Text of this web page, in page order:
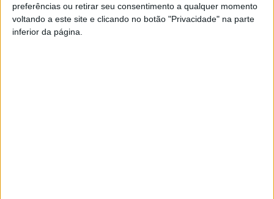
preferências ou retirar seu consentimento a qualquer momento
voltando a este site e clicando no botão "Privacidade" na parte
inferior da página.
Este momento de festa foi, sem dúvida, um verdadeiro
exemplo de alegria e espírito comunitário, sendo uma